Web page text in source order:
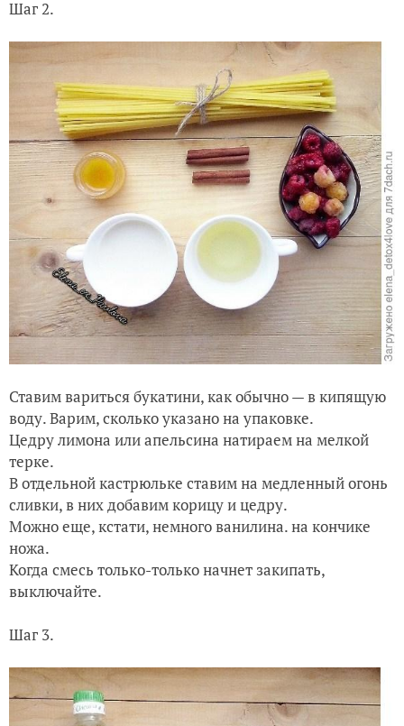
Шаг 2.
Ставим вариться букатини, как обычно — в кипящую
воду. Варим, сколько указано на упаковке.
Цедру лимона или апельсина натираем на мелкой
терке.
В отдельной кастрюльке ставим на медленный огонь
сливки, в них добавим корицу и цедру.
Можно еще, кстати, немного ванилина. на кончике
ножа.
Когда смесь только-только начнет закипать,
выключайте.
Шаг 3.